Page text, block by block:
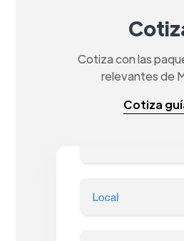
Cotiza con las
relevantes de
Cotiza